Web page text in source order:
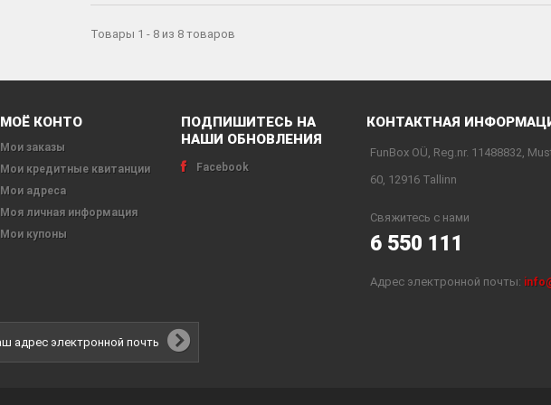
Товары 1 - 8 из 8 товаров
МОЁ КОНТО
Мои заказы
Мои кредитные квитанции
Мои адреса
Моя личная информация
Мои купоны
ПОДПИШИТЕСЬ НА
НАШИ ОБНОВЛЕНИЯ
Facebook
КОНТАКТНАЯ
FunBox OÜ, Reg.nr. 11488832,
60, 12916 Tallinn
Свяжитесь с нами
6 550 111
Адрес электронной почты: